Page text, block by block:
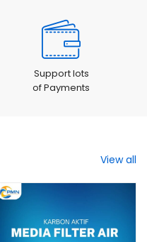
Support lots
of Payments
View all